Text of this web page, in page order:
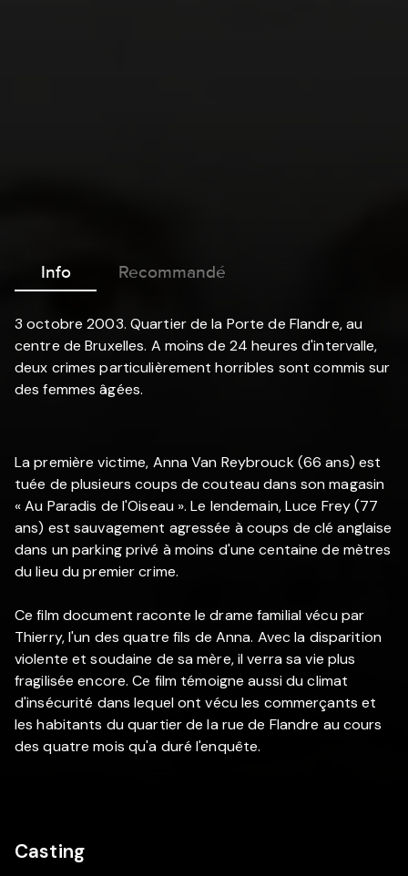
Info Recommandé
3 octobre 2003. Quartier de la Porte de Flandre, au
centre de Bruxelles. A moins de 24 heures d'intervalle,
deux crimes particulièrement horribles sont commis sur
des femmes âgées.
La première victime, Anna Van Reybrouck (66 ans) est
tuée de plusieurs coups de couteau dans son magasin
« Au Paradis de l'Oiseau ». Le lendemain, Luce Frey (77
ans) est sauvagement agressée à coups de clé anglaise
dans un parking privé à moins d'une centaine de mètres
du lieu du premier crime.
Ce film document raconte le drame familial vécu par
Thierry, l'un des quatre fils de Anna. Avec la disparition
violente et soudaine de sa mère, il verra sa vie plus
fragilisée encore. Ce film témoigne aussi du climat
d'insécurité dans lequel ont vécu les commerçants et
les habitants du quartier de la rue de Flandre au cours
des quatre mois qu'a duré l'enquête.
Casting